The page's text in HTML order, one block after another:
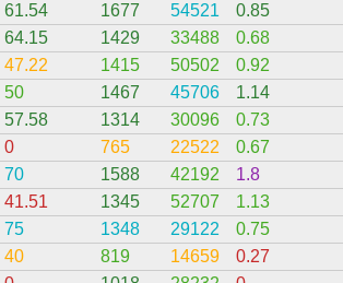
61.54 1677 54521 0.85
64.15 1429 33488 0.68
47.22 1415 50502 0.92
50 1467 45706 1.14
57.58 1314 30096 0.73
0 765 22522 0.67
70 1588 42192 1.8
41.51 1345 52707 1.13
75 1348 29122 0.75
40 819 14659 0.27